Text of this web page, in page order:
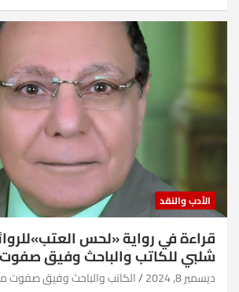
الأدب والنقد
قراءة في رواية «لحس
شلبي للكاتب والباحث وفيق
ديسمبر 8, 2024 الكاتب والباحث وفيق صفوت